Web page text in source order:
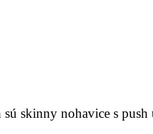
skinny nohavice s push